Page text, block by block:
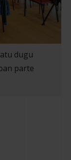
dugu
parte